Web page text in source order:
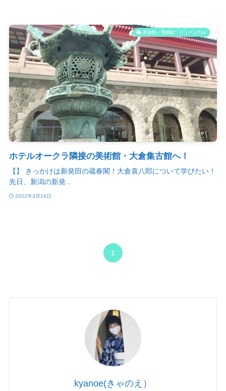
美術館・博物館・ミュージカル
ホテルオークラ隣接の美術館・大倉集古館へ！
【】 きっかけは新発田の蔵春閣！大倉喜八郎について学びたい！
先日、新潟の新発...
2022年3月14日
1
kyanoe(きゃのえ）